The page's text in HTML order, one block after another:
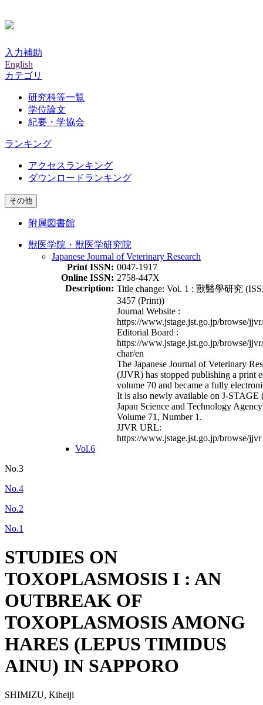
入力補助
English
カテゴリ
研究科等一覧
学位論文
紀要・学協会
ランキング
アクセスランキング
ダウンロードランキング
その他
附属図書館
獣医学院・獣医学研究院
Japanese Journal of Veterinary Research
Print ISSN: 0047-1917
Online ISSN: 2758-447X
Description: Title change: Vol. 1 : 獸醫學研究
3457 (Print))
Journal Website :
https://www.jstage.jst.go.jp/browse/
Editorial Board :
https://www.jstage.jst.go.jp/browse/
char/en
The Japanese Journal of Veterinary
(JJVR) has stopped publishing a print
volume 70 and became a fully
It is also newly available on J-STAGE
Japan Science and Technology
Volume 71, Number 1.
JJVR URL:
https://www.jstage.jst.go.jp/browse/jjvr
Vol.6
No.3
No.4
No.2
No.1
STUDIES ON
TOXOPLASMOSIS I : AN
OUTBREAK OF
TOXOPLASMOSIS AMONG
HARES (LEPUS TIMIDUS
AINU) IN SAPPORO
SHIMIZU, Kiheiji